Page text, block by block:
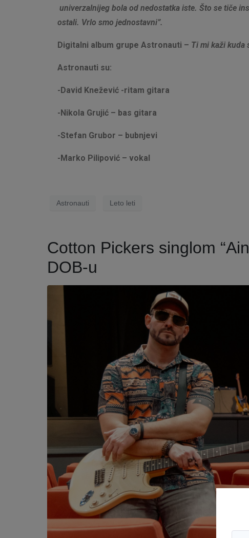
univerzalnijeg bola od nedostatka iste. Što se tiče
ostali. Vrlo smo jednostavni”.
Digitalni album grupe Astronauti – Ti mi kaži kuda
Astronauti su:
-David Knežević -ritam gitara
-Nikola Grujić – bas gitara
-Stefan Grubor – bubnjevi
-Marko Pilipović – vokal
Astronauti Leto leti
Cotton Pickers singlom
DOB-u